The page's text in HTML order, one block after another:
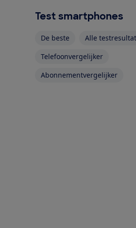
Test smartphones
De beste
Alle
Telefoonvergelijker
Abonnementvergelijker